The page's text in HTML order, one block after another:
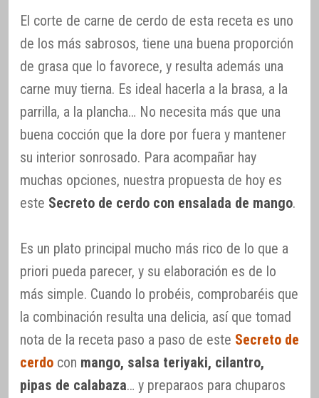
El corte de carne de cerdo de esta receta es uno
de los más sabrosos, tiene una buena proporción
de grasa que lo favorece, y resulta además una
carne muy tierna. Es ideal hacerla a la brasa, a la
parrilla, a la plancha… No necesita más que una
buena cocción que la dore por fuera y mantener
su interior sonrosado. Para acompañar hay
muchas opciones, nuestra propuesta de hoy es
este Secreto de cerdo con ensalada de mango.
Es un plato principal mucho más rico de lo que a
priori pueda parecer, y su elaboración es de lo
más simple. Cuando lo probéis, comprobaréis que
la combinación resulta una delicia, así que tomad
nota de la receta paso a paso de este Secreto de
cerdo con mango, salsa teriyaki, cilantro,
pipas de calabaza… y preparaos para chuparos